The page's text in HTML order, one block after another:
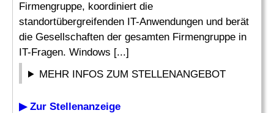
Firmengruppe, koordiniert die
standortübergreifenden IT-Anwendungen und berät
die Gesellschaften der gesamten Firmengruppe in
IT-Fragen. Windows [...]
MEHR INFOS ZUM STELLENANGEBOT
▶ Zur Stellenanzeige